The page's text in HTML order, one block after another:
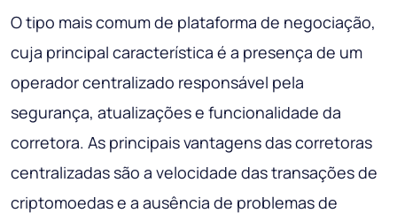
O tipo mais comum de plataforma de negociação,
cuja principal característica é a presença de um
operador centralizado responsável pela
segurança, atualizações e funcionalidade da
corretora. As principais vantagens das corretoras
centralizadas são a velocidade das transações de
criptomoedas e a ausência de problemas de